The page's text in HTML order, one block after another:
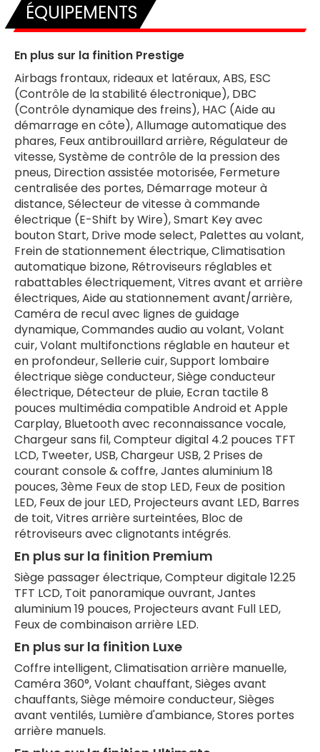
ÉQUIPEMENTS
En plus sur la finition Prestige
Airbags frontaux, rideaux et latéraux, ABS, ESC
(Contrôle de la stabilité électronique), DBC
(Contrôle dynamique des freins), HAC (Aide au
démarrage en côte), Allumage automatique des
phares, Feux antibrouillard arrière, Régulateur de
vitesse, Système de contrôle de la pression des
pneus, Direction assistée motorisée, Fermeture
centralisée des portes, Démarrage moteur à
distance, Sélecteur de vitesse à commande
électrique (E-Shift by Wire), Smart Key avec
bouton Start, Drive mode select, Palettes au volant,
Frein de stationnement électrique, Climatisation
automatique bizone, Rétroviseurs réglables et
rabattables électriquement, Vitres avant et arrière
électriques, Aide au stationnement avant/arrière,
Caméra de recul avec lignes de guidage
dynamique, Commandes audio au volant, Volant
cuir, Volant multifonctions réglable en hauteur et
en profondeur, Sellerie cuir, Support lombaire
électrique siège conducteur, Siège conducteur
électrique, Détecteur de pluie, Ecran tactile 8
pouces multimédia compatible Android et Apple
Carplay, Bluetooth avec reconnaissance vocale,
Chargeur sans fil, Compteur digital 4.2 pouces TFT
LCD, Tweeter, USB, Chargeur USB, 2 Prises de
courant console & coffre, Jantes aluminium 18
pouces, 3ème Feux de stop LED, Feux de position
LED, Feux de jour LED, Projecteurs avant LED, Barres
de toit, Vitres arrière surteintées, Bloc de
rétroviseurs avec clignotants intégrés.
En plus sur la finition Premium
Siège passager électrique, Compteur digitale 12.25
TFT LCD, Toit panoramique ouvrant, Jantes
aluminium 19 pouces, Projecteurs avant Full LED,
Feux de combinaison arrière LED.
En plus sur la finition Luxe
Coffre intelligent, Climatisation arrière manuelle,
Caméra 360°, Volant chauffant, Sièges avant
chauffants, Siège mémoire conducteur, Sièges
avant ventilés, Lumière d'ambiance, Stores portes
arrière manuels.